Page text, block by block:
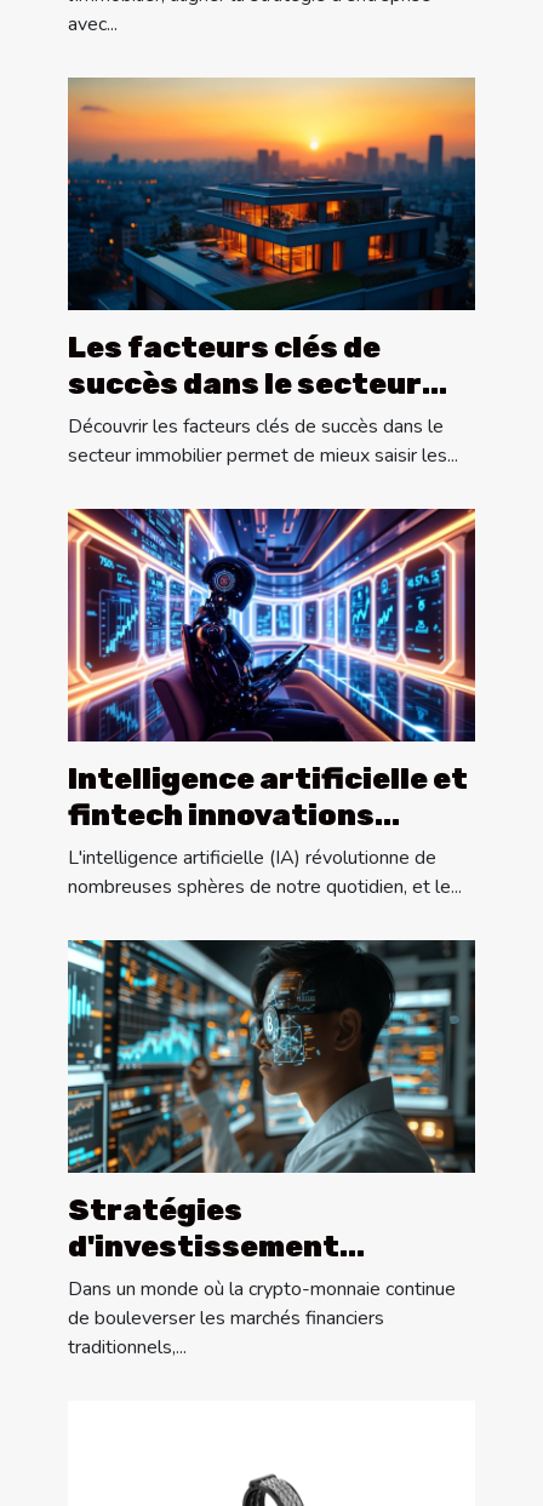
avec...
Les facteurs clés de
succès dans le secteur
immobilier
Découvrir les facteurs clés de succès dans le
secteur immobilier permet de mieux saisir les...
Intelligence artificielle et
fintech innovations
financières pour l'avenir
L'intelligence artificielle (IA) révolutionne de
nombreuses sphères de notre quotidien, et le...
Stratégies
d'investissement
émergentes en crypto-
monnaie pour 2023
Dans un monde où la crypto-monnaie continue
de bouleverser les marchés financiers
traditionnels,...